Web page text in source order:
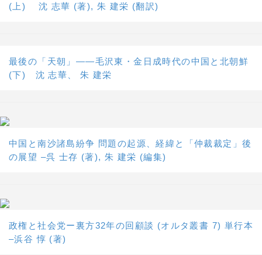
(上) 沈 志華 (著), 朱 建栄 (翻訳)
最後の「天朝」――毛沢東・金日成時代の中国と北朝鮮
(下) 沈 志華、 朱 建栄
中国と南沙諸島紛争 問題の起源、経緯と「仲裁裁定」後
の展望 –呉 士存 (著), 朱 建栄 (編集)
政権と社会党ー裏方32年の回顧談 (オルタ叢書 7) 単行本
–浜谷 惇 (著)